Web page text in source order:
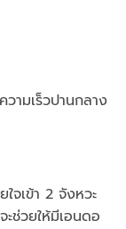
ามเร็วปานกลาง
จเข้า 2 จังหวะ
ช่วยให้มีเอนดอ